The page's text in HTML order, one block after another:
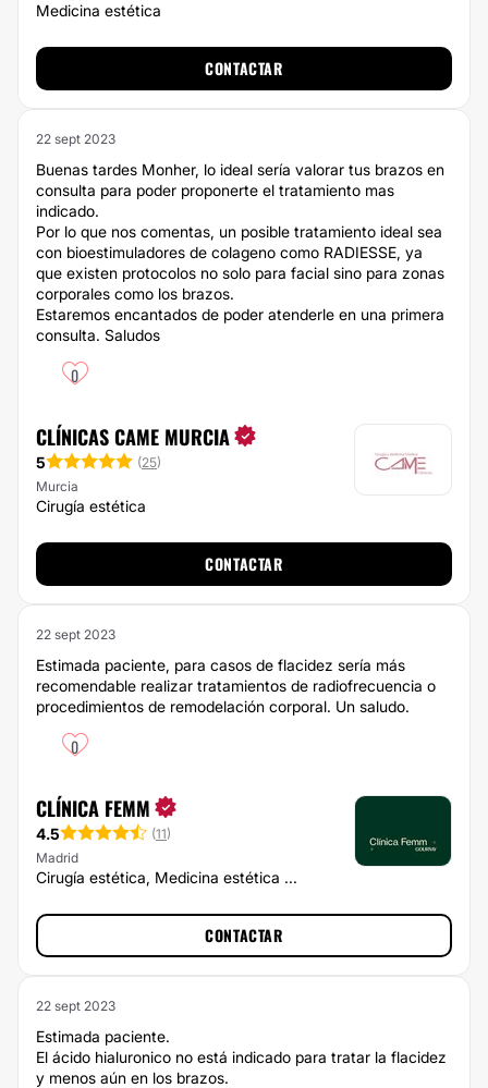
Medicina estética
CONTACTAR
22 sept 2023
Buenas tardes Monher, lo ideal sería valorar tus brazos en
consulta para poder proponerte el tratamiento mas
indicado.
Por lo que nos comentas, un posible tratamiento ideal sea
con bioestimuladores de colageno como RADIESSE, ya
que existen protocolos no solo para facial sino para zonas
corporales como los brazos.
Estaremos encantados de poder atenderle en una primera
consulta. Saludos
0
CLÍNICAS CAME MURCIA
5 (25)
Murcia
Cirugía estética
CONTACTAR
22 sept 2023
Estimada paciente, para casos de flacidez sería más
recomendable realizar tratamientos de radiofrecuencia o
procedimientos de remodelación corporal. Un saludo.
0
CLÍNICA FEMM
4.5 (11)
Madrid
Cirugía estética, Medicina estética ...
CONTACTAR
22 sept 2023
Estimada paciente.
El ácido hialuronico no está indicado para tratar la flacidez
y menos aún en los brazos.